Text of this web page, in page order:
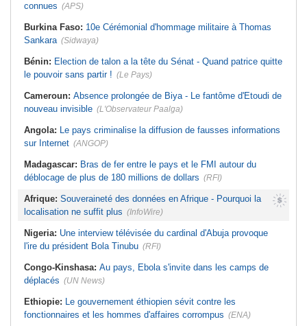
Bénin:Bénin - Au Sénat, Patrice
politique
Géoparc du Dahar -
Comment transformer le label
connues (APS)
Burkina Faso: 10e Cérémonial d'hommage militaire à Thomas
Sankara (Sidwaya)
Bénin: Election de talon a la tête du Sénat - Quand patrice quitte
le pouvoir sans partir ! (Le Pays)
Cameroun: Absence prolongée de Biya - Le fantôme d'Etoudi de
nouveau invisible (L'Observateur Paalga)
Angola: Le pays criminalise la diffusion de fausses informations
sur Internet (ANGOP)
Madagascar: Bras de fer entre le pays et le FMI autour du
déblocage de plus de 180 millions de dollars (RFI)
Afrique: Souveraineté des données en Afrique - Pourquoi la
localisation ne suffit plus (InfoWire)
Nigeria: Une interview télévisée du cardinal d'Abuja provoque
l'ire du président Bola Tinubu (RFI)
Congo-Kinshasa: Au pays, Ebola s'invite dans les camps de
déplacés (UN News)
Ethiopie: Le gouvernement éthiopien sévit contre les
fonctionnaires et les hommes d'affaires corrompus (ENA)